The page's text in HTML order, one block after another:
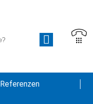
Referenzen